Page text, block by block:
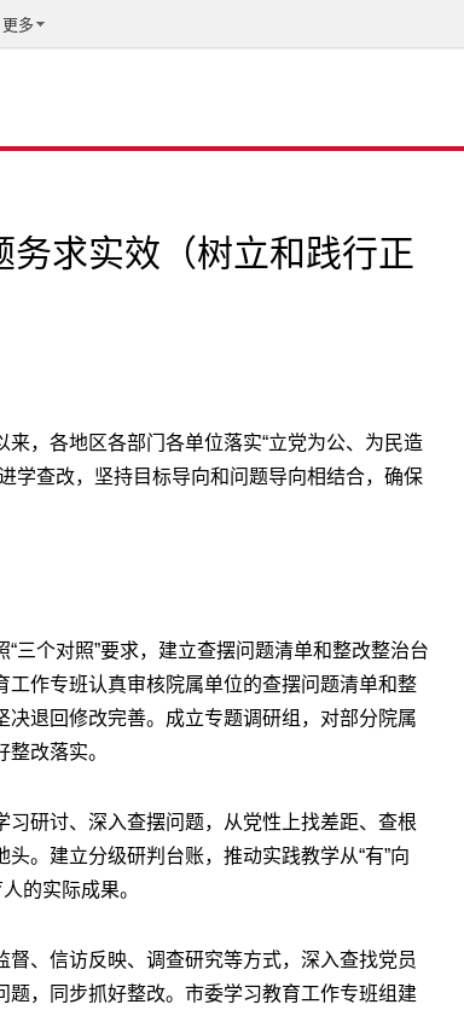
更多
求实效（树立和践行正
，各地区各部门各单位落实“立党为公、为民造
学查改，坚持目标导向和问题导向相结合，确保
三个对照”要求，建立查摆问题清单和整改整治台
作专班认真审核院属单位的查摆问题清单和整
退回修改完善。成立专题调研组，对部分院属
改落实。
研讨、深入查摆问题，从党性上找差距、查根
。建立分级研判台账，推动实践教学从“有”向
的实际成果。
、信访反映、调查研究等方式，深入查找党员
，同步抓好整改。市委学习教育工作专班组建